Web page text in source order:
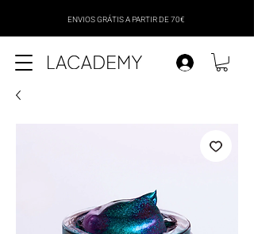
ENVIOS GRÁTIS A PARTIR DE 70€